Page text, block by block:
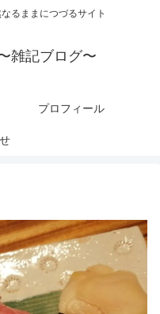
るままにつづるサイト
雑記ブログ〜
プロフィール